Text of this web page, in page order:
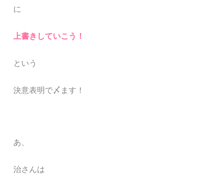
に
上書きしていこう！
という
決意表明で〆ます！
あ、
治さんは